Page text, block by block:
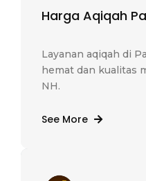
Harga Aqiqah
Layanan aqiqah di
hemat dan kualitas
NH.
See More